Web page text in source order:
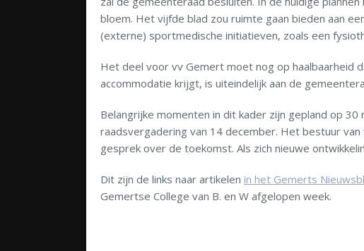
bloem. Het vijfde blad zou ruimte gaan bieden aan
(externe) sportmedische initiatieven, zoals een
Het deel voor vv Gemert moet nog op haalbaarheid
accommodatie krijgt, is uiteindelijk aan de
Belangrijke momenten in dit kader zijn gepland op
raadsvergadering van 14 december. Het bestuur
gesprek over de toekomst. Als zich nieuwe
Dit zijn de links naar artikelen in het Gemerts
Gemertse College van B. en W afgelopen week.